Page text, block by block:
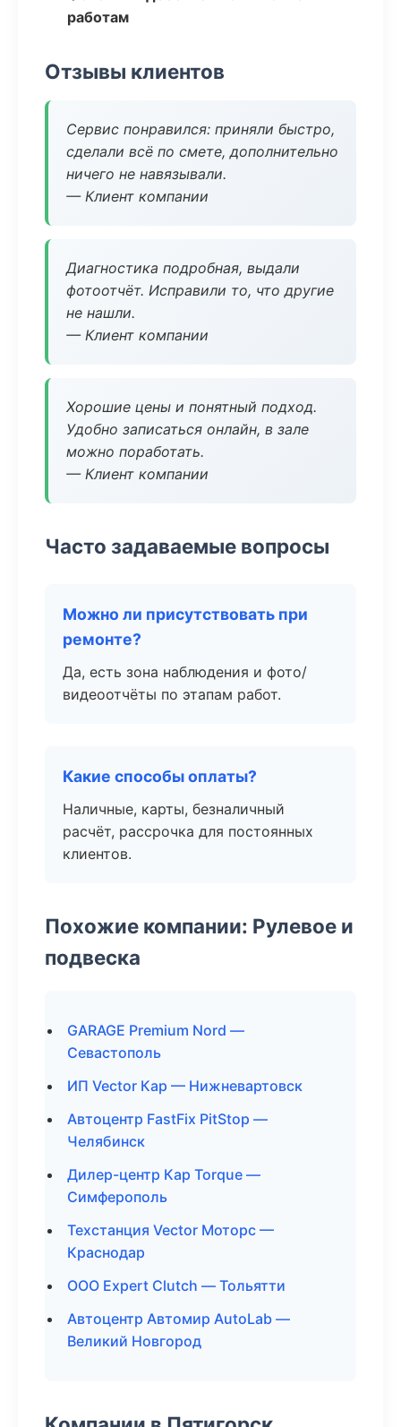
работам
Отзывы клиентов
Сервис понравился: приняли быстро,
сделали всё по смете, дополнительно
ничего не навязывали.
— Клиент компании
Диагностика подробная, выдали
фотоотчёт. Исправили то, что другие
не нашли.
— Клиент компании
Хорошие цены и понятный подход.
Удобно записаться онлайн, в зале
можно поработать.
— Клиент компании
Часто задаваемые вопросы
Можно ли присутствовать при
ремонте?
Да, есть зона наблюдения и фото/
видеоотчёты по этапам работ.
Какие способы оплаты?
Наличные, карты, безналичный
расчёт, рассрочка для постоянных
клиентов.
Похожие компании: Рулевое и
подвеска
GARAGE Premium Nord —
Севастополь
ИП Vector Кар — Нижневартовск
Автоцентр FastFix PitStop —
Челябинск
Дилер-центр Кар Torque —
Симферополь
Техстанция Vector Моторс —
Краснодар
ООО Expert Clutch — Тольятти
Автоцентр Автомир AutoLab —
Великий Новгород